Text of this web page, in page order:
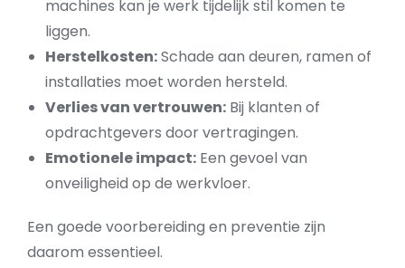
machines kan je werk tijdelijk stil komen te
liggen.
Herstelkosten:Schade aan deuren, ramen of
installaties moet worden hersteld.
Verlies van vertrouwen: Bij klanten of
opdrachtgevers door vertragingen.
Emotionele impact: Een gevoel van
onveiligheid op de werkvloer.
Een goede voorbereiding en preventie zijn
daarom essentieel.